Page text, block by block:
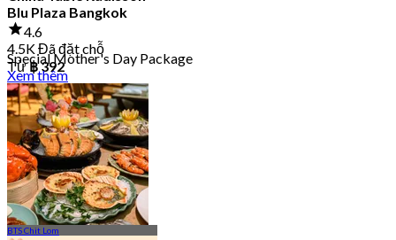
Blu Plaza Bangkok
4.6
4.5K Đã đặt chỗ
Từ฿ 392
Special Mother's Day Package
Xem thêm
BTS Chit Lom